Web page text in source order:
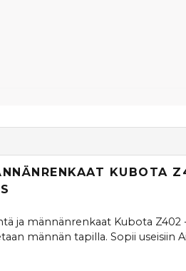
KUBOTA
ja männänrenkaat Kubota
männän tapilla. Sopii useisiin